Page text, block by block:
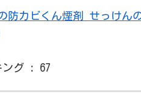
防カビくん煙剤 せっけん
ング : 67